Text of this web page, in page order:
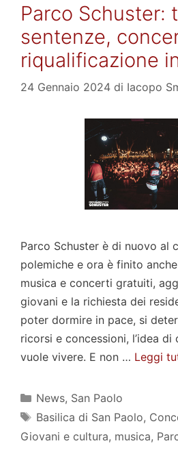
Parco Schuster:
sentenze,
riqualificazione
24 Gennaio 2024 di Iacopo
Parco Schuster è di nuovo al
polemiche e ora è finito
musica e concerti gratuiti,
giovani e la richiesta dei
poter dormire in pace, si
ricorsi e concessioni, l’idea
vuole vivere. E non … Leggi
Categorie
News, San Paolo
Tag
Basilica di San Paolo,
Giovani e cultura, musica,